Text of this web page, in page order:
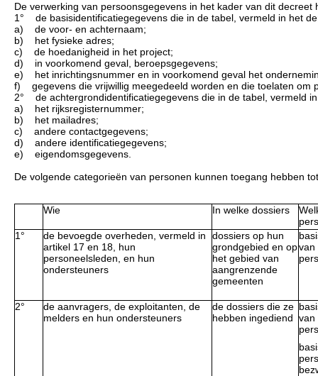
De verwerking van persoonsgegevens in het kader van dit
1° de basisidentificatiegegevens die in de tabel, vermeld in het
a) de voor- en achternaam;
b) het fysieke adres;
c) de hoedanigheid in het project;
d) in voorkomend geval, beroepsgegevens;
e) het inrichtingsnummer en in voorkomend geval het
f) gegevens die vrijwillig meegedeeld worden en die toelaten om
2° de achtergrondidentificatiegegevens die in de tabel, vermeld
a) het rijksregisternummer;
b) het mailadres;
c) andere contactgegevens;
d) andere identificatiegegevens;
e) eigendomsgegevens.
De volgende categorieën van personen kunnen toegang hebben
Wie In welke dossiers
1°
de bevoegde overheden, vermeld in
artikel 17 en 18, hun
personeelsleden, en hun
ondersteuners
dossiers op hun
grondgebied en op
het gebied van
aangrenzende
gemeenten
van
2°
de aanvragers, de exploitanten, de
melders en hun ondersteuners
de dossiers die ze
hebben ingediend van